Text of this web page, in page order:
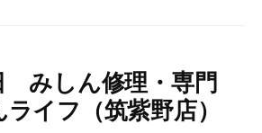
みしん修理・専門
イフ（筑紫野店）